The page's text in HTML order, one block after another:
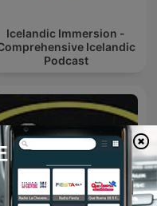
Icelandic Immersion -
Icelandic
Podcast